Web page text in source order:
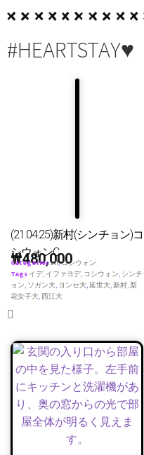
#HEARTSTAY♥
(21.04.25)新村(シンチョン)コ
シウォンC
₩480,000
Categoriesall,コシウォン
Tags イデ, イファヨデ, コシウォン, シンチ
ョン, ソガン大, ヨンセ大,延世大,新村,梨
花女子大,西江大